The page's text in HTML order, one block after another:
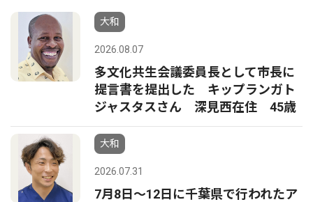
大和
2026.08.07
多文化共生会議委員長として市長に
提言書を提出した キップランガト
ジャスタスさん 深見西在住 45歳
大和
2026.07.31
7月8日〜12日に千葉県で行われたア